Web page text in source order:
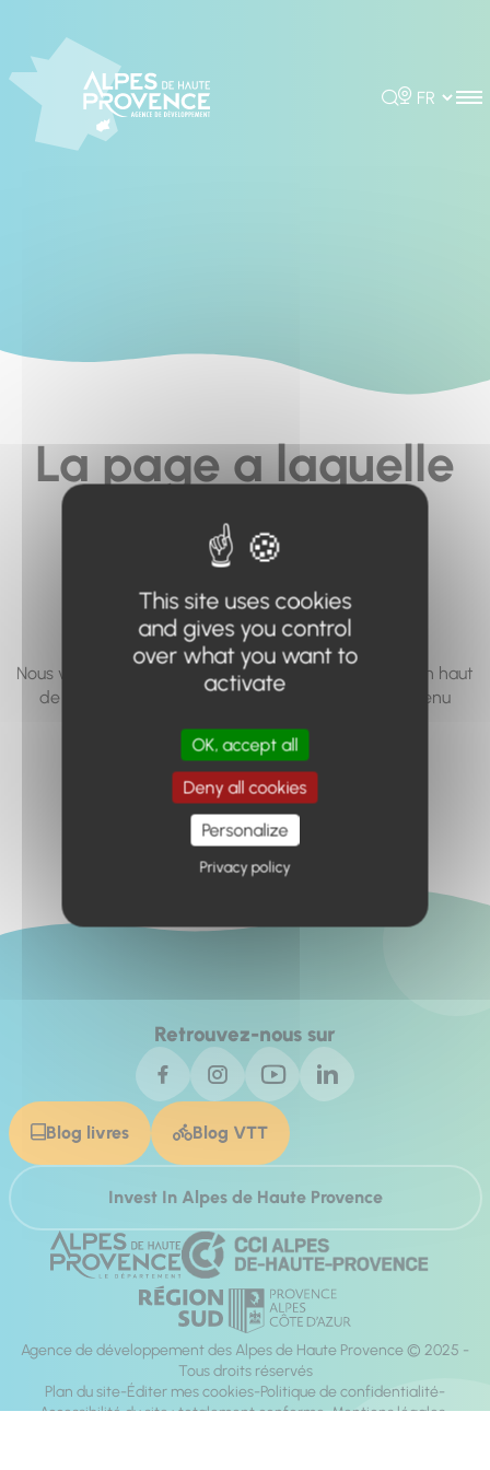
Rechercher
Choisir la
La page a laquelle
vous cherchez à
accéder n'existe
pas... ou plus.
Nous vous invitons à utiliser le moteur de recherche en haut
de page, ou à utiliser le menu pour trouver le contenu
Retour à l'accueil
Retrouvez-nous sur
Blog livres Blog VTT
Invest In Alpes de Haute Provence
Agence de développement des Alpes de Haute Provence © 2025 -
Tous droits réservés
Plan du site Éditer mes cookies Politique de confidentialité
Accessibilité du site : totalement conforme Mentions légales
This site uses cookies
and gives you control
over what you want to
activate
OK, accept all
Deny all cookies
Personalize
Privacy policy